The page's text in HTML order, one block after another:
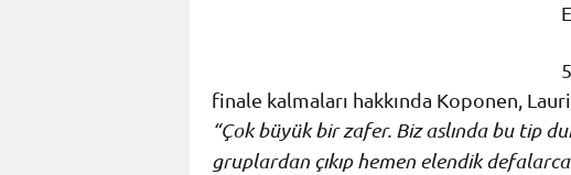
finale kalmaları hakkında Koponen,
“Çok büyük bir zafer. Biz aslında bu tip
gruplardan çıkıp hemen elendik